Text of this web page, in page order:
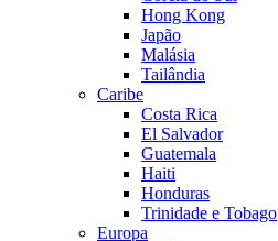
Hong Kong
Japão
Malásia
Tailândia
Caribe
Costa Rica
El Salvador
Guatemala
Haiti
Honduras
Trinidade e Tobago
Europa